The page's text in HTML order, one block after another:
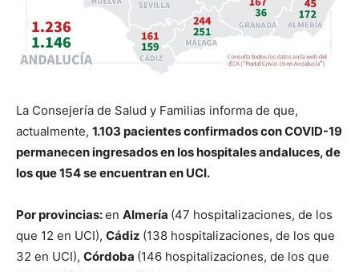
La Consejería de Salud y Familias informa de que,
actualmente, 1.103 pacientes confirmados con COVID-19
permanecen ingresados en los hospitales andaluces, de
los que 154 se encuentran en UCI.
Por provincias:en Almería (47 hospitalizaciones, de los
que 12 en UCI), Cádiz (138 hospitalizaciones, de los que
32 en UCI), Córdoba (146 hospitalizaciones, de los que